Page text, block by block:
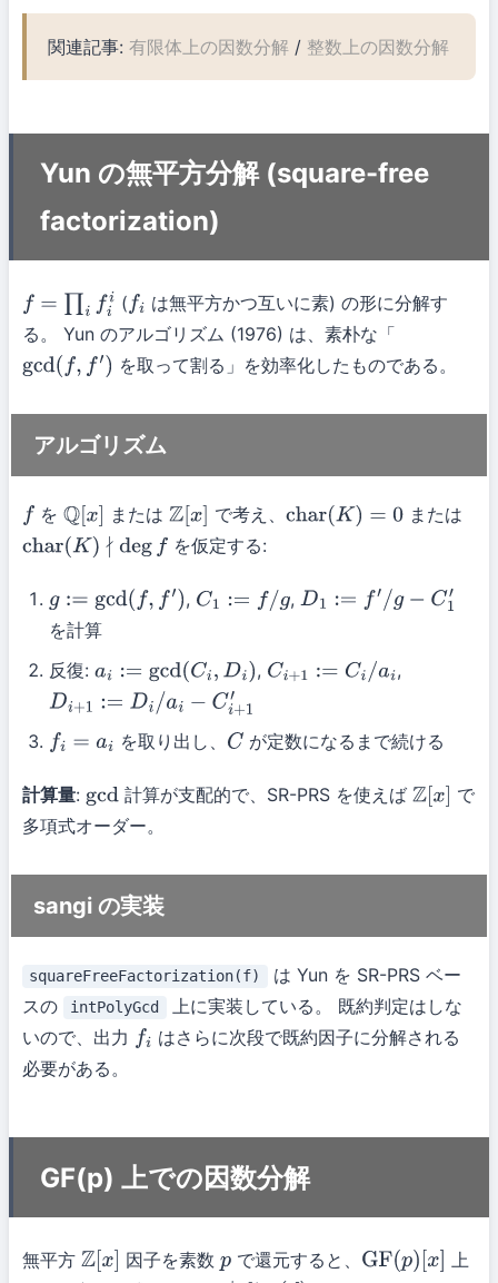
関連記事:有限体上の因数分解 /整数上の因数分解
Yun の無平方分解 (square-free
factorization)
f= ∏i fii (fi
は無平方かつ互いに素) の形に分解す
る。 Yun のアルゴリズム (1976) は、素朴な「
gcd(f,f′ ) を取って割る」を効率化したものである。
アルゴリズム
f を Q[x] またはZ[x] で考え、 char(K)=0
または
char(K)∤degf を仮定する:
g :=gcd(f,f′) , C1:=f/g , D1:=f′/g− C1′
を計算
反復: ai:=gcd(Ci,Di) , Ci+1:=Ci ai
,
Di+1:=Di/ ai−Ci+ 1′
fi= ai を取り出し、 C が定数になるまで続ける
計算量: gcd計算が支配的で、SR-PRS を使えば Z[x] で
多項式オーダー。
sangi の実装
squareFreeFactorization(f)
は Yun を SR-PRS ベー
スの
intPolyGcd
上に実装している。 既約判定はしな
いので、出力 fi はさらに次段で既約因子に分解される
必要がある。
GF(p) 上での因数分解
無平方 Z[x] 因子を素数p で還元すると、 GF( p)[x]
上